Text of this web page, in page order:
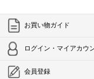
お買い物ガイド
ログイン・マイアカウ
会員登録